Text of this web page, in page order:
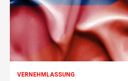
VERNEHMLASSUNG